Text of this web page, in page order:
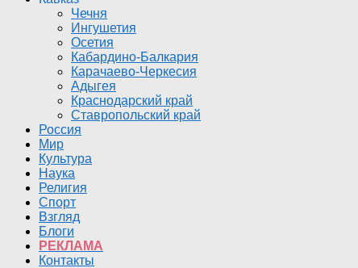
Чечня
Ингушетия
Осетия
Кабардино-Балкария
Карачаево-Черкесия
Адыгея
Краснодарский край
Ставропольский край
Россия
Мир
Культура
Наука
Религия
Спорт
Взгляд
Блоги
РЕКЛАМА
Контакты